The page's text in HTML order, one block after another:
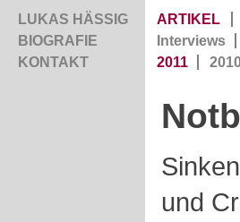
LUKAS HÄSSIG
BIOGRAFIE
KONTAKT
ARTIKEL
Interviews
2011
und